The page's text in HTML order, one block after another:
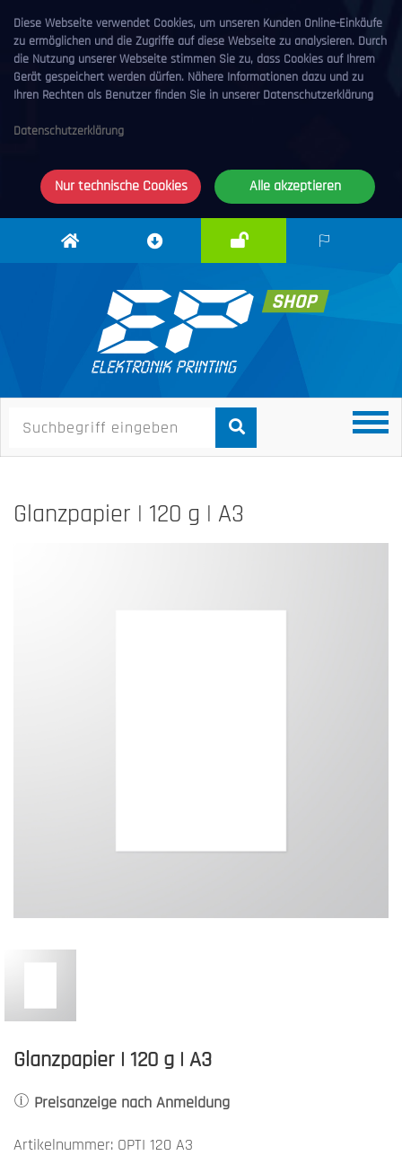
Diese Webseite verwendet Cookies, um unseren Kunden Online-Einkäufe
zu ermöglichen und die Zugriffe auf diese Webseite zu analysieren. Durch
die Nutzung unserer Webseite stimmen Sie zu, dass Cookies auf Ihrem
Gerät gespeichert werden dürfen. Nähere Informationen dazu und zu
Ihren Rechten als Benutzer finden Sie in unserer Datenschutzerklärung
Datenschutzerklärung
Nur technische Cookies Alle akzeptieren
Elektronik
Downloadcenter
Glanzpapier | 120 g | A3
Glanzpapier | 120 g | A3
Preisanzeige nach Anmeldung
Artikelnummer: OPTI 120 A3